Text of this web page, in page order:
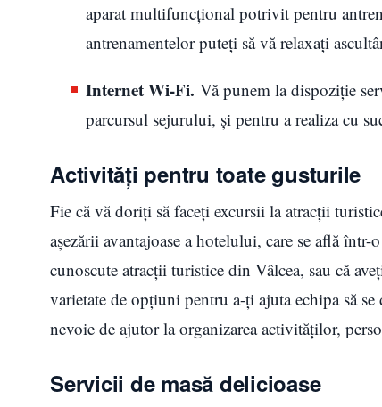
aparat multifuncțional potrivit pentru
antrenamentelor puteți să vă relaxați
Internet Wi-Fi. Vă punem la dispoziție
parcursul sejurului, și pentru a realiza cu
Activități pentru toate gusturile
Fie că vă doriți să faceți excursii la atracții
așezării avantajoase a hotelului, care se află
cunoscute atracții turistice din Vâlcea, sau că
varietate de opțiuni pentru a-ți ajuta echipa să se
nevoie de ajutor la organizarea activităților,
Servicii de masă delicioase